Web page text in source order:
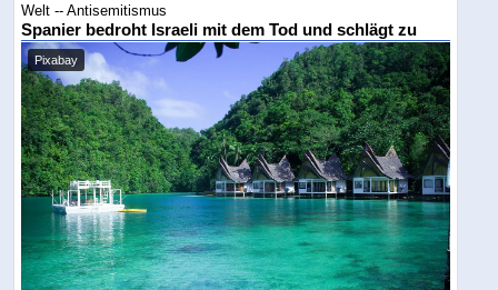
Welt -- Antisemitismus
Spanier bedroht Israeli mit dem Tod und schlägt zu
Pixabay